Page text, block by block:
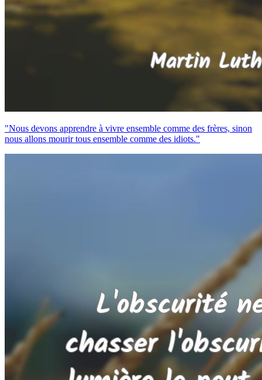
"Nous devons apprendre à vivre ensemble comme des frères, sinon
nous allons mourir tous ensemble comme des idiots."